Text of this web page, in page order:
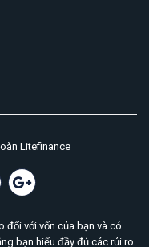
Litefinance
đối với vốn của bạn và có
bạn hiểu đầy đủ các rủi ro